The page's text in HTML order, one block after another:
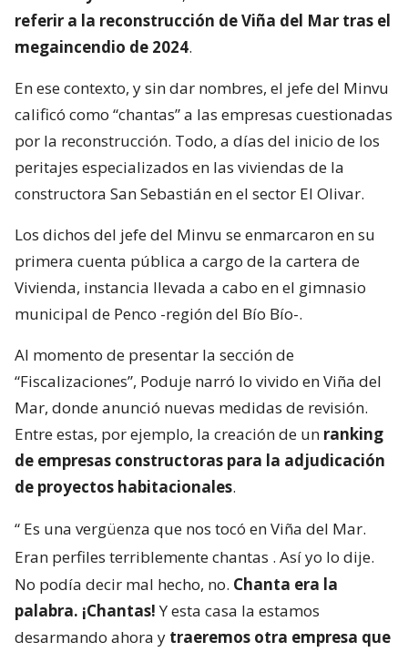
referir a la reconstrucción de Viña del Mar tras el
megaincendio de 2024.
En ese contexto, y sin dar nombres, el jefe del Minvu
calificó como “chantas” a las empresas cuestionadas
por la reconstrucción. Todo, a días del inicio de los
peritajes especializados en las viviendas de la
constructora San Sebastián en el sector El Olivar.
Los dichos del jefe del Minvu se enmarcaron en su
primera cuenta pública a cargo de la cartera de
Vivienda, instancia llevada a cabo en el gimnasio
municipal de Penco -región del Bío Bío-.
Al momento de presentar la sección de
“Fiscalizaciones”, Poduje narró lo vivido en Viña del
Mar, donde anunció nuevas medidas de revisión.
Entre estas, por ejemplo, la creación de un ranking
de empresas constructoras para la adjudicación
de proyectos habitacionales.
“ Es una vergüenza que nos tocó en Viña del Mar.
Eran perfiles terriblemente chantas . Así yo lo dije.
No podía decir mal hecho, no. Chanta era la
palabra. ¡Chantas!Y esta casa la estamos
desarmando ahora y traeremos otra empresa que